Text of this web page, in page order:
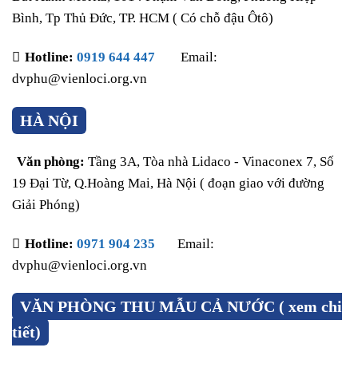
Bình, Tp Thủ Đức, TP. HCM ( Có chỗ đậu Ôtô)
Hotline: 0919 644 447 Email:
dvphu@vienloci.org.vn
HÀ NỘI
Văn phòng: Tầng 3A, Tòa nhà Lidaco - Vinaconex 7, Số
19 Đại Từ, Q.Hoàng Mai, Hà Nội ( đoạn giao với đường
Giải Phóng)
Hotline: 0971 904 235 Email:
dvphu@vienloci.org.vn
VĂN PHÒNG THU MẪU CẢ NƯỚC ( xem chi
tiết)